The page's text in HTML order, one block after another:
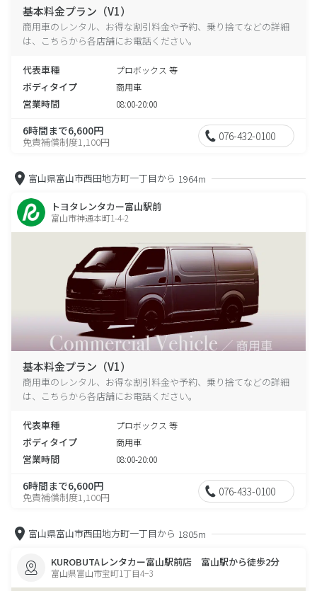
基本料金プラン（V1）
商用車のレンタル、お得な割引料金や予約、乗り捨てなどの詳細
は、こちらから各店舗にお電話ください。
代表車種 プロボックス 等
ボディタイプ 商用車
営業時間 08:00-20:00
6時間まで6,600円
免責補償制度1,100円 076-432-0100
富山県富山市西田地方町一丁目から 1964m
トヨタレンタカー富山駅前
富山市神通本町1-4-2
基本料金プラン（V1）
商用車のレンタル、お得な割引料金や予約、乗り捨てなどの詳細
は、こちらから各店舗にお電話ください。
代表車種 プロボックス 等
ボディタイプ 商用車
営業時間 08:00-20:00
6時間まで6,600円
免責補償制度1,100円 076-433-0100
富山県富山市西田地方町一丁目から 1805m
KUROBUTAレンタカー富山駅前店 富山駅から徒歩2分
富山県富山市宝町1丁目4−3